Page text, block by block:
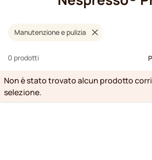
Manutenzione e pulizia
0 prodotti
Non è stato trovato alcun prodotto
selezione.